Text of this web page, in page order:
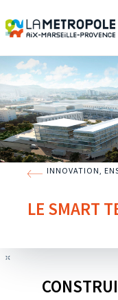
INNOVATION,
LE SMART